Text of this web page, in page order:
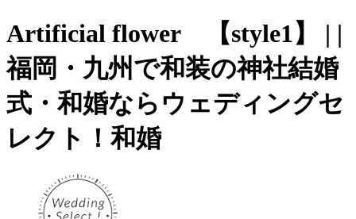
Artificial flower 【style1】 | |
福岡・九州で和装の神社結婚
式・和婚ならウェディングセ
レクト！和婚